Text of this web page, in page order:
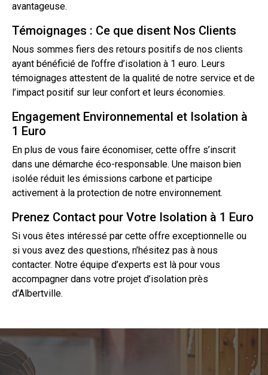
avantageuse.
Témoignages : Ce que disent Nos Clients
Nous sommes fiers des retours positifs de nos clients
ayant bénéficié de l’offre d’isolation à 1 euro. Leurs
témoignages attestent de la qualité de notre service et de
l’impact positif sur leur confort et leurs économies.
Engagement Environnemental et Isolation à
1 Euro
En plus de vous faire économiser, cette offre s’inscrit
dans une démarche éco-responsable. Une maison bien
isolée réduit les émissions carbone et participe
activement à la protection de notre environnement.
Prenez Contact pour Votre Isolation à 1 Euro
Si vous êtes intéressé par cette offre exceptionnelle ou
si vous avez des questions, n’hésitez pas à nous
contacter. Notre équipe d’experts est là pour vous
accompagner dans votre projet d’isolation près
d’Albertville.